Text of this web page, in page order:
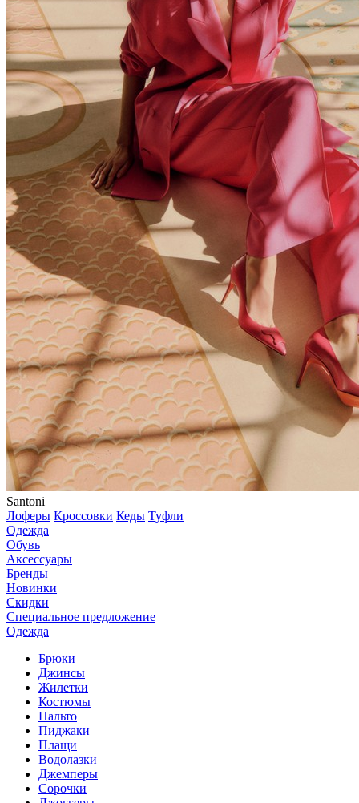
Santoni
Лоферы Кроссовки Кеды Туфли
Одежда
Обувь
Аксессуары
Бренды
Новинки
Скидки
Специальное предложение
Одежда
Брюки
Джинсы
Жилетки
Костюмы
Пальто
Пиджаки
Плащи
Водолазки
Джемперы
Сорочки